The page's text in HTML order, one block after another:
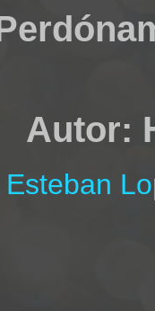
Autor: